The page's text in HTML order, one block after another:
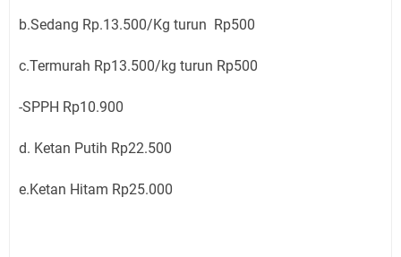
b.Sedang Rp.13.500/Kg turun Rp500
c.Termurah Rp13.500/kg turun Rp500
-SPPH Rp10.900
d. Ketan Putih Rp22.500
e.Ketan Hitam Rp25.000